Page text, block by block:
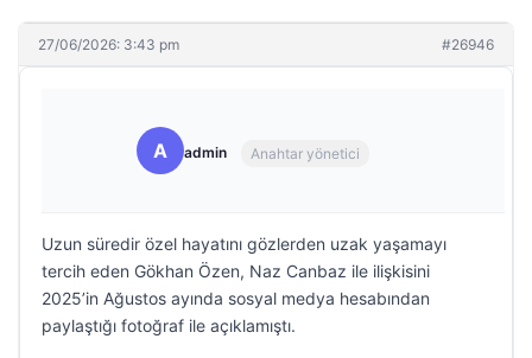
27/06/2026: 3:43 pm #26946
A admin Anahtar yönetici
Uzun süredir özel hayatını gözlerden uzak yaşamayı
tercih eden Gökhan Özen, Naz Canbaz ile ilişkisini
2025’in Ağustos ayında sosyal medya hesabından
paylaştığı fotoğraf ile açıklamıştı.